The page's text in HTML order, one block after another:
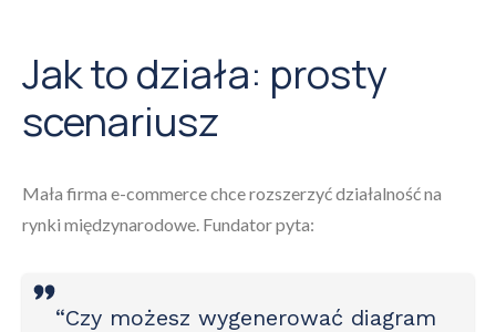
Jak to działa: prosty
scenariusz
Mała firma e-commerce chce rozszerzyć działalność na
rynki międzynarodowe. Fundator pyta:
“Czy możesz wygenerować diagram